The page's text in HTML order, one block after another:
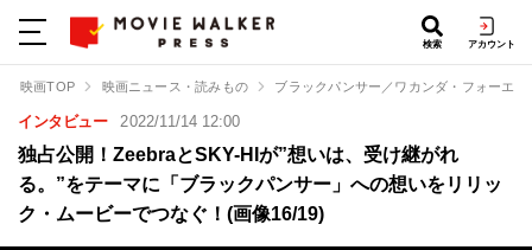
検索 アカウント
映画TOP 映画ニュース・読みもの ブラックパンサー／ワカンダ・フォーエバ
インタビュー 2022/11/14 12:00
独占公開！ZeebraとSKY-HIが”想いは、受け継がれ
る。”をテーマに「ブラックパンサー」への想いをリリッ
ク・ムービーでつなぐ！(画像16/19)